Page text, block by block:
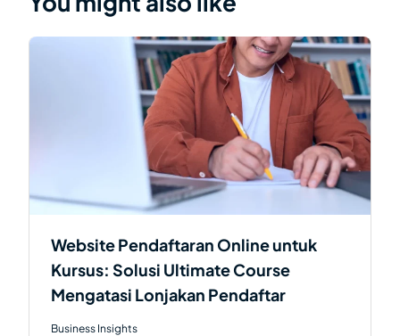
Website Pendaftaran Online untuk
Kursus: Solusi Ultimate Course
Mengatasi Lonjakan Pendaftar
Business Insights